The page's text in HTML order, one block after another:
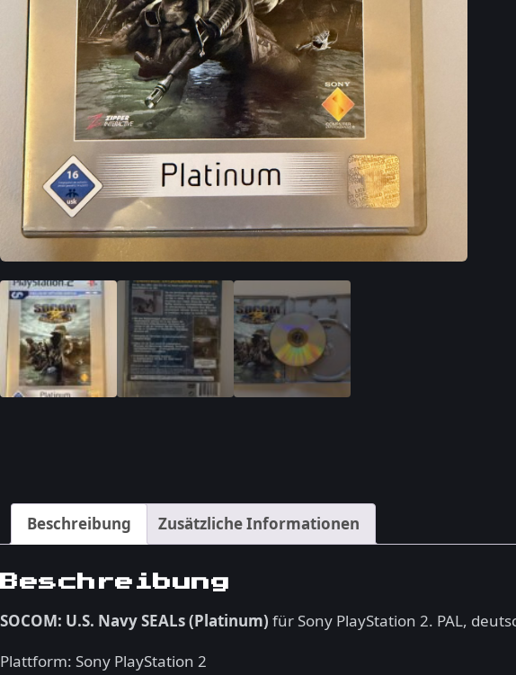
Beschreibung Zusätzliche Informationen
Beschreibung
SOCOM: U.S. Navy SEALs (Platinum) für Sony PlayStation 2. PAL,
Plattform: Sony PlayStation 2